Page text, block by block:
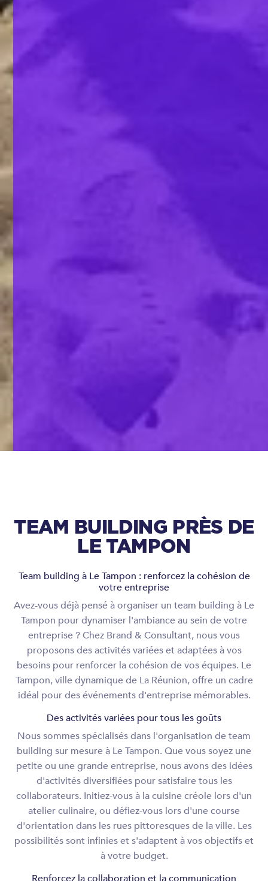
TEAM BUILDING PRÈS DE
LE TAMPON
Team building à Le Tampon : renforcez la cohésion de
votre entreprise
Avez-vous déjà pensé à organiser un team building à Le
Tampon pour dynamiser l'ambiance au sein de votre
entreprise ? Chez Brand & Consultant, nous vous
proposons des activités variées et adaptées à vos
besoins pour renforcer la cohésion de vos équipes. Le
Tampon, ville dynamique de La Réunion, offre un cadre
idéal pour des événements d'entreprise mémorables.
Des activités variées pour tous les goûts
Nous sommes spécialisés dans l'organisation de team
building sur mesure à Le Tampon. Que vous soyez une
petite ou une grande entreprise, nous avons des idées
d'activités diversifiées pour satisfaire tous les
collaborateurs. Initiez-vous à la cuisine créole lors d'un
atelier culinaire, ou défiez-vous lors d'une course
d'orientation dans les rues pittoresques de la ville. Les
possibilités sont infinies et s'adaptent à vos objectifs et
à votre budget.